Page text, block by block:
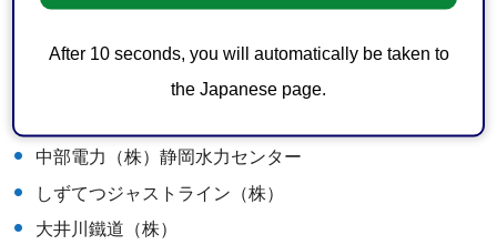
After 10 seconds, you will automatically be taken to
the Japanese page.
静岡県
静岡市
中部電力（株）静岡水力センター
しずてつジャストライン（株）
大井川鐵道（株）